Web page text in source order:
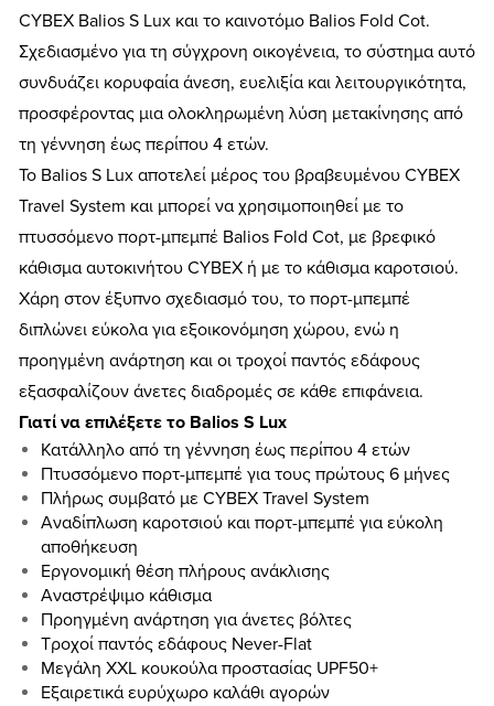
CYBEX Balios S Lux και το καινοτόμο Balios Fold Cot.
Σχεδιασμένο για τη σύγχρονη οικογένεια, το σύστημα αυτό
συνδυάζει κορυφαία άνεση, ευελιξία και λειτουργικότητα,
προσφέροντας μια ολοκληρωμένη λύση μετακίνησης από
τη γέννηση έως περίπου 4 ετών.
Το Balios S Lux αποτελεί μέρος του βραβευμένου CYBEX
Travel System και μπορεί να χρησιμοποιηθεί με το
πτυσσόμενο πορτ-μπεμπέ Balios Fold Cot, με βρεφικό
κάθισμα αυτοκινήτου CYBEX ή με το κάθισμα καροτσιού.
Χάρη στον έξυπνο σχεδιασμό του, το πορτ-μπεμπέ
διπλώνει εύκολα για εξοικονόμηση χώρου, ενώ η
προηγμένη ανάρτηση και οι τροχοί παντός εδάφους
εξασφαλίζουν άνετες διαδρομές σε κάθε επιφάνεια.
Γιατί να επιλέξετε το Balios S Lux
Κατάλληλο από τη γέννηση έως περίπου 4 ετών
Πτυσσόμενο πορτ-μπεμπέ για τους πρώτους 6 μήνες
Πλήρως συμβατό με CYBEX Travel System
Αναδίπλωση καροτσιού και πορτ-μπεμπέ για εύκολη
αποθήκευση
Εργονομική θέση πλήρους ανάκλισης
Αναστρέψιμο κάθισμα
Προηγμένη ανάρτηση για άνετες βόλτες
Τροχοί παντός εδάφους Never-Flat
Μεγάλη XXL κουκούλα προστασίας UPF50+
Εξαιρετικά ευρύχωρο καλάθι αγορών